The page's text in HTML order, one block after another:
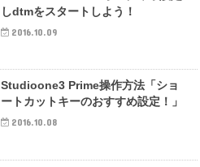
しdtmをスタートしよう！
2016.10.09
Studioone3 Prime操作方法「ショ
ートカットキーのおすすめ設定！」
2016.10.08